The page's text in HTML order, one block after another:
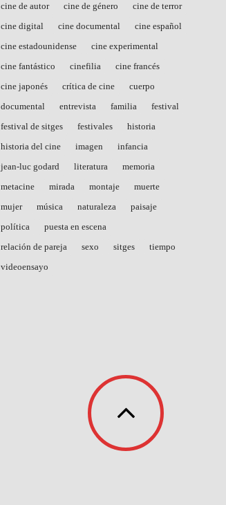
cine de autor
cine de género
cine de terror
cine digital
cine documental
cine español
cine estadounidense
cine experimental
cine fantástico
cinefilia
cine francés
cine japonés
crítica de cine
cuerpo
documental
entrevista familia
festival
festival de sitges
festivales
historia
historia del cine
imagen
infancia
jean-luc godard
literatura
memoria
metacine
mirada montaje
muerte
mujer
música naturaleza
paisaje
política
puesta en escena
relación de pareja
sexo sitges
tiempo
videoensayo